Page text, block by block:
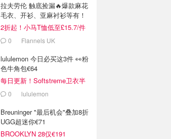
拉夫劳伦 触底捡漏🔥爆款麻花
毛衣、开衫、亚麻衬衫等有！
2折起！小马T恤低至£15.7/件
0 Flannels UK
lululemon 今日必买这3件 👀粉
色牛角包€64
每日更新！Softstreme卫衣半
价 0 lululemon
Breuninger "最后机会"叠加8折
UGG超迷你€71
BROOKLYN 28仅€191